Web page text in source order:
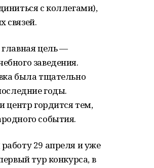
с коллегами),
связей.
цель —
заведения.
была тщательно
годы.
центр гордится тем,
события.
29 апреля и уже
тур конкурса, в